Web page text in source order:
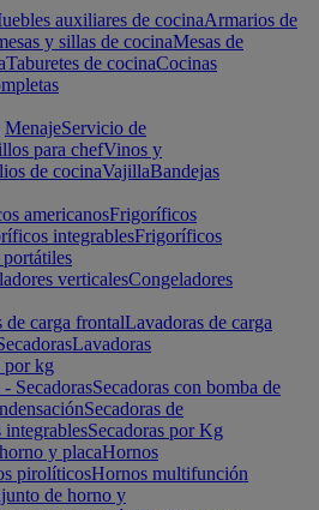
auxiliares de cocinaArmarios de
y sillas de cocinaMesas de
Taburetes de cocinaCocinas
MenajeServicio de
para chefVinos y
de cocinaVajillaBandejas
americanosFrigoríficos
integrablesFrigoríficos
verticalesCongeladores
de carga frontalLavadoras de carga
Lavadoras
por kg
SecadorasSecadoras con bomba de
Secadoras de
integrablesSecadoras por Kg
y placaHornos
pirolíticosHornos multifunción
de horno y